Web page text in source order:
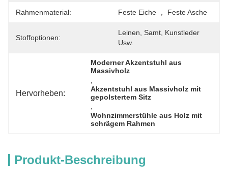
Rahmenmaterial: Feste Eiche ， Feste Asche
Stoffoptionen:
Leinen, Samt, Kunstleder
Usw.
Hervorheben:
Moderner Akzentstuhl aus
Massivholz
,
Akzentstuhl aus Massivholz mit
gepolstertem Sitz
,
Wohnzimmerstühle aus Holz mit
schrägem Rahmen
Produkt-Beschreibung